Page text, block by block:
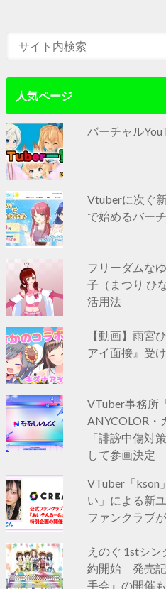
人気ページ
バーチャル
Vtuberに次ぐ
で始めるバー
フリーダムな
子（まつり ひ
活用法
【動画】雨宮
アイ面接』受
VTuber事務所
ANYCOLOR・
「誹謗中傷対
して参画決定
VTuber「kson
い」による新
ファンクラブ
えのぐ 1stシ
約開始 発売記
手会』の開催も